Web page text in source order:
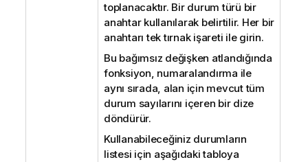
toplanacaktır. Bir durum türü bir
anahtar kullanılarak belirtilir. Her bir
anahtarı tek tırnak işareti ile girin.
Bu bağımsız değişken atlandığında
fonksiyon, numaralandırma ile
aynı sırada, alan için mevcut tüm
durum sayılarını içeren bir dize
döndürür.
Kullanabileceğiniz durumların
listesi için aşağıdaki tabloya